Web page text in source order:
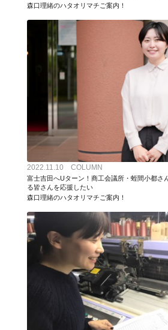
森口理緒のハタオリマチご案内！
2022.11.10 COLUMN
富士吉田へUターン！商工会議所・蛭間小都
る皆さんを応援したい
森口理緒のハタオリマチご案内！